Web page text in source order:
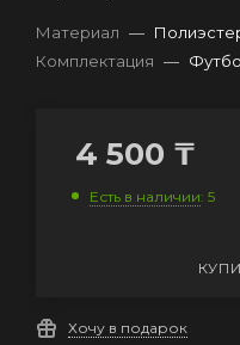
Материал —
Комплектация —
4 500 ₸
Есть в наличии: 5
Хочу в подарок